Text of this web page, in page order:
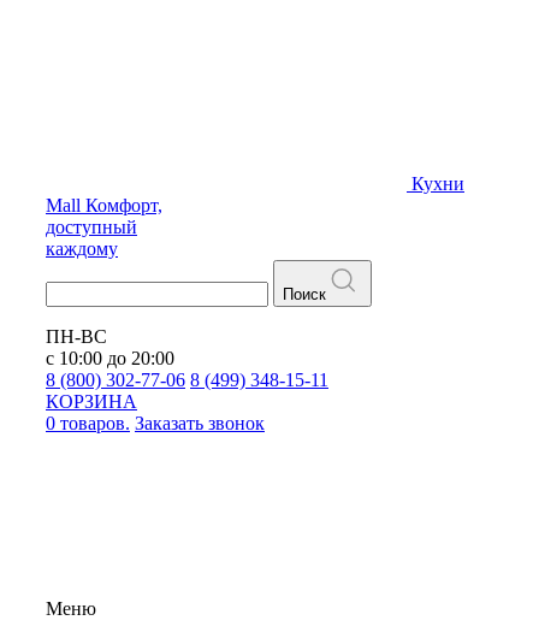
Кухни
Mall Комфорт,
доступный
каждому
Поиск
ПН-ВС
с 10:00 до 20:00
8 (800) 302-77-06 8 (499) 348-15-11
КОРЗИНА
0 товаров. Заказать звонок
Меню